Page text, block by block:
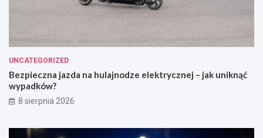
UNCATEGORIZED
Bezpieczna jazda na hulajnodze elektrycznej – jak uniknąć
wypadków?
8 sierpnia 2026